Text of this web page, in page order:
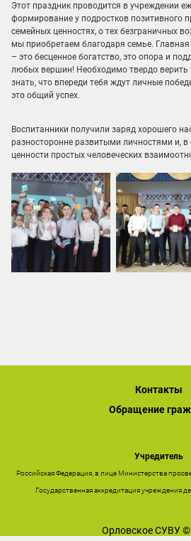
Этот праздник проводится в учреждении
формирование у подростков позитивного
семейных ценностях, о тех безграничных
мы приобретаем благодаря семье.
– это бесценное богатство, это опора и
любых вершин! Необходимо твердо верить
знать, что впереди тебя ждут личные
это общий успех.
Воспитанники получили заряд хорошего
разносторонне развитыми личностями и, в
ценности простых человеческих
Контакты
Обращение
Учредитель
Российская Федерация, в лице Министерства
Государственная аккредитация учреждения
Орловское СУВУ